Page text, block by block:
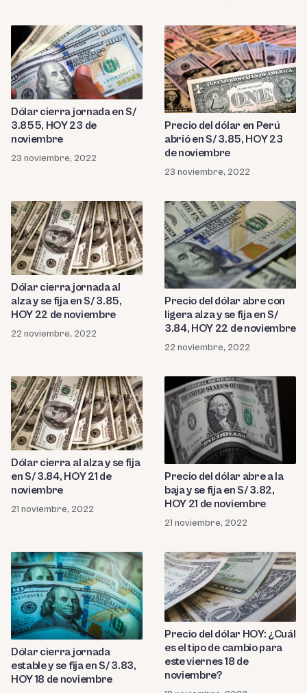
Dólar cierra jornada en S/
3.855, HOY 23 de
noviembre
23 noviembre, 2022
Precio del dólar en Perú
abrió en S/ 3.85, HOY 23
de noviembre
23 noviembre, 2022
Dólar cierra jornada al
alza y se fija en S/ 3.85,
HOY 22 de noviembre
22 noviembre, 2022
Precio del dólar abre con
ligera alza y se fija en S/
3.84, HOY 22 de noviembre
22 noviembre, 2022
Dólar cierra al alza y se fija
en S/ 3.84, HOY 21 de
noviembre
21 noviembre, 2022
Precio del dólar abre a la
baja y se fija en S/ 3.82,
HOY 21 de noviembre
21 noviembre, 2022
Dólar cierra jornada
estable y se fija en S/ 3.83,
HOY 18 de noviembre
Precio del dólar HOY: ¿Cuál
es el tipo de cambio para
este viernes 18 de
noviembre?